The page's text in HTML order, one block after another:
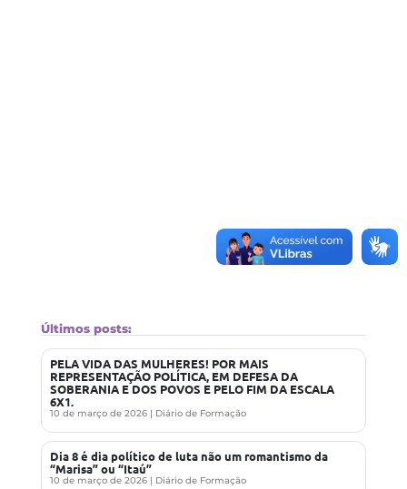
Últimos posts:
PELA VIDA DAS MULHERES! POR MAIS
REPRESENTAÇÃO POLÍTICA, EM DEFESA DA
SOBERANIA E DOS POVOS E PELO FIM DA ESCALA
6X1.
10 de março de 2026| Diário de Formação
Dia 8 é dia político de luta não um romantismo da
“Marisa” ou “Itaú”
10 de março de 2026| Diário de Formação